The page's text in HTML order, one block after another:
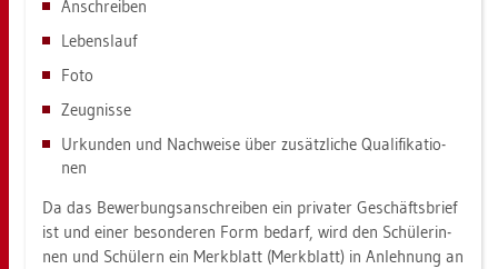
An­schrei­ben
Le­bens­lauf
Foto
Zeug­nis­se
Ur­kun­den und Nach­wei­se über zu­sätz­li­che Qua­li­fi­ka­tio­
nen
Da das Be­wer­bungs­an­schrei­ben ein pri­va­ter Ge­schäfts­brief
ist und einer be­son­de­ren Form be­darf, wird den Schü­le­rin­
nen und Schü­lern ein Merk­blatt (Merk­blatt) in An­leh­nung an